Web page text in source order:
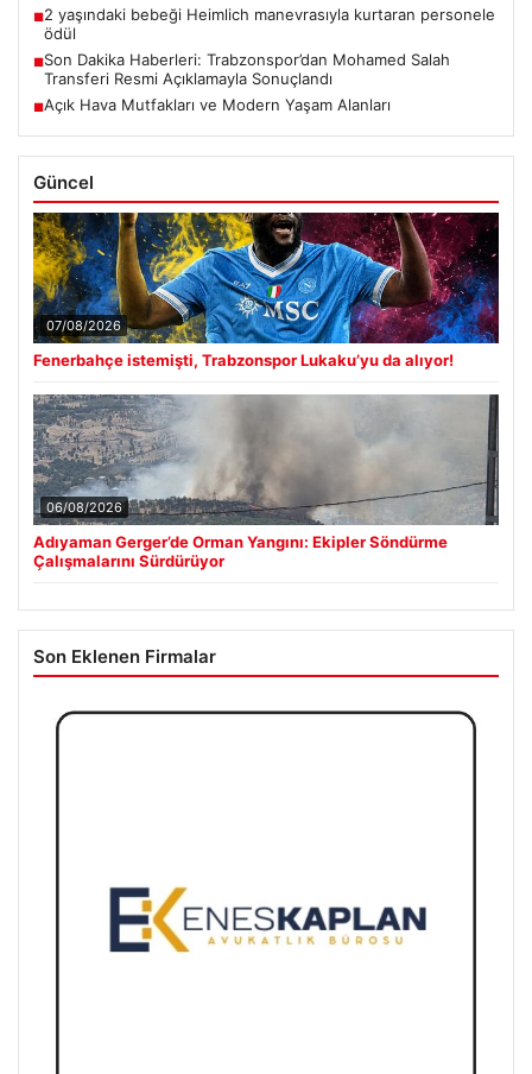
■2 yaşındaki bebeği Heimlich manevrasıyla kurtaran personele
ödül
■Son Dakika Haberleri: Trabzonspor’dan Mohamed Salah
Transferi Resmi Açıklamayla Sonuçlandı
■Açık Hava Mutfakları ve Modern Yaşam Alanları
Güncel
07/08/2026
Fenerbahçe istemişti, Trabzonspor Lukaku’yu da alıyor!
06/08/2026
Adıyaman Gerger’de Orman Yangını: Ekipler Söndürme
Çalışmalarını Sürdürüyor
Son Eklenen Firmalar